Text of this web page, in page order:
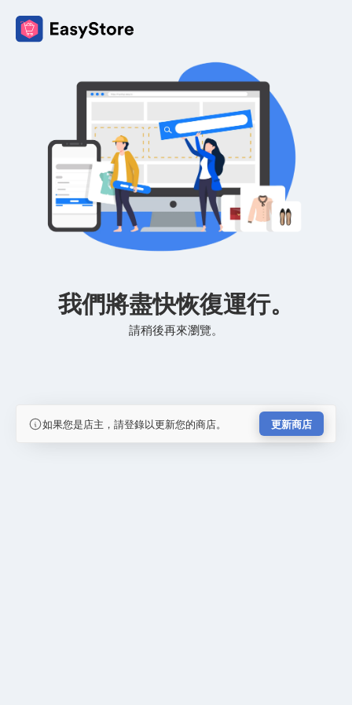
我們將盡快恢復運行。
請稍後再來瀏覽。
如果您是店主，請登錄以更新您的商店。 更新商店